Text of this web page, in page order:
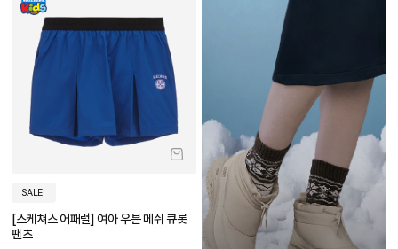
SALE
[스케쳐스 어패럴] 여아 우븐 메쉬 큐롯
팬츠